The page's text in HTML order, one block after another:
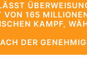
165
KAMPF,
DER